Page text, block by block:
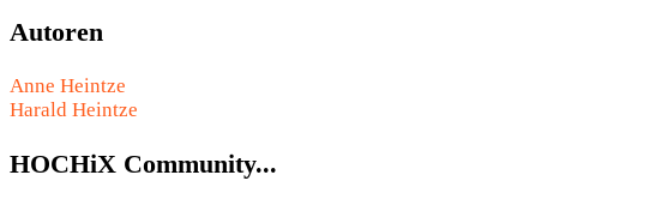
Autoren
Anne Heintze
Harald Heintze
HOCHiX Community...